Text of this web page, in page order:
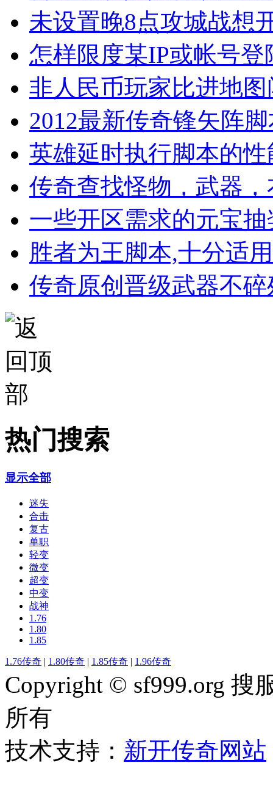
未设置晚8点攻城战想
怎样限度某IP或帐号
非人民币玩家比进地
2012最新传奇锋矢阵
英雄延时执行脚本的
传奇查找怪物，武器
一些开区需求的元宝
胜者为王脚本,十分适
传奇原创晋级武器不
热门搜索
显示全部
迷失
合击
复古
单职
轻变
微变
超变
中变
战神
1.76
1.80
1.85
1.76传奇 | 1.80传奇 | 1.85传奇 | 1.96传奇
Copyright © sf999.org 搜
所有
技术支持： 新开传奇网站